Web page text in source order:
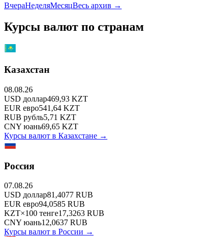
ВчераНеделяМесяцВесь архив →
Курсы валют по странам
Казахстан
08.08.26
USD доллар469,93 KZT
EUR евро541,64 KZT
RUB рубль5,71 KZT
CNY юань69,65 KZT
Курсы валют в Казахстане →
Россия
07.08.26
USD доллар81,4077 RUB
EUR евро94,0585 RUB
KZT×100 тенге17,3263 RUB
CNY юань12,0637 RUB
Курсы валют в России →